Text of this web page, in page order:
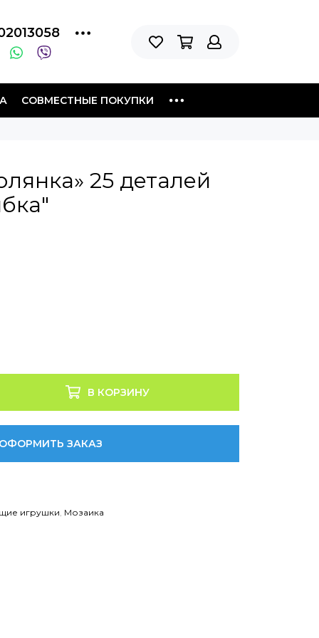
СОВМЕСТНЫЕ ПОКУПКИ
25 деталей
В КОРЗИНУ
ОФОРМИТЬ ЗАКАЗ
игрушки Мозаика